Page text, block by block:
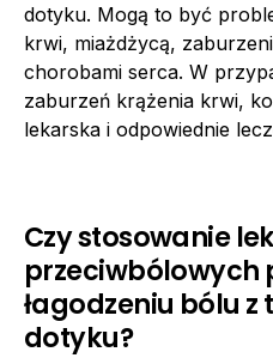
dotyku. Mogą to być
krwi, miażdżycą,
chorobami serca. W
zaburzeń krążenia krwi,
lekarska i odpowiednie
Czy stosowanie
przeciwbólowych
łagodzeniu bólu z
dotyku?